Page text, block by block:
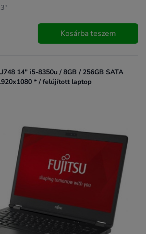
Kosárba teszem
14" i5-8350u / 8GB / 256GB SATA
* / felújított laptop